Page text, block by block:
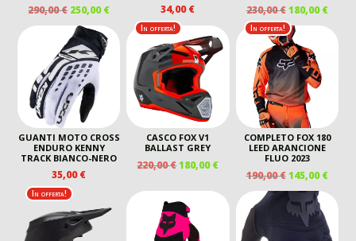
290,00€ IL
PREZZO
ORIGINALE
ERA:
290,00 €.
250,00€IL
PREZZO
ATTUALE
250,00 €.
34,00€ 230,00€ IL
PREZZO
ORIGINALE
ERA:
230,00 €.
180,00€IL
GUANTI MOTO CROSS
ENDURO KENNY
TRACK BIANCO-NERO
35,00€
In offerta!
CASCO FOX V1
BALLAST GREY
220,00€IL
ORIGINALE
ERA:
220,00 €.
180,00€IL
PREZZO
ATTUALE
180,00 €.
In offerta!
COMPLETO FOX 180
LEED ARANCIONE
FLUO 2023
190,00€ IL
PREZZO
ORIGINALE
ERA:
190,00 €.
145,00€IL
In offerta!